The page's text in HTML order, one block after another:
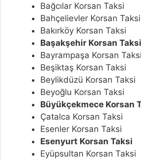
Bağcılar Korsan Taksi
Bahçelievler Korsan Taksi
Bakırköy Korsan Taksi
Başakşehir Korsan Taksi
Bayrampaşa Korsan Taksi
Beşiktaş Korsan Taksi
Beylikdüzü Korsan Taksi
Beyoğlu Korsan Taksi
Büyükçekmece Korsan
Çatalca Korsan Taksi
Esenler Korsan Taksi
Esenyurt Korsan Taksi
Eyüpsultan Korsan Taksi